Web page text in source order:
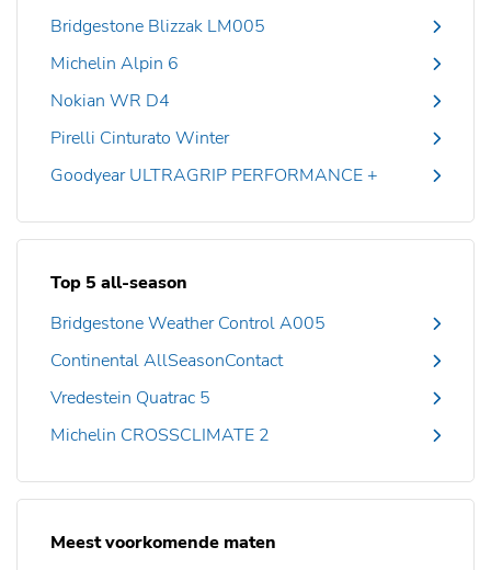
Bridgestone Blizzak LM005
Michelin Alpin 6
Nokian WR D4
Pirelli Cinturato Winter
Goodyear ULTRAGRIP PERFORMANCE +
Top 5 all-season
Bridgestone Weather Control A005
Continental AllSeasonContact
Vredestein Quatrac 5
Michelin CROSSCLIMATE 2
Meest voorkomende maten